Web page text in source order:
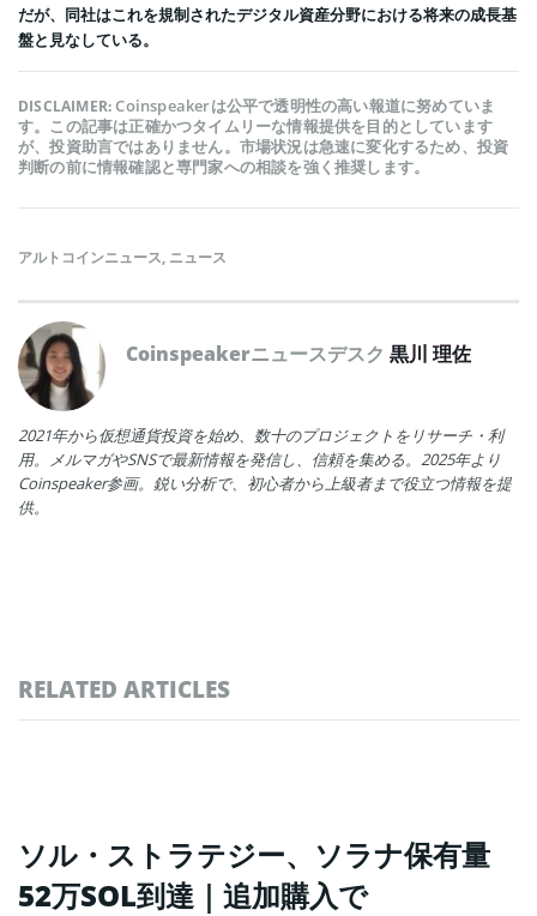
だが、同社はこれを規制されたデジタル資産分野における将来の成長基
盤と見なしている。
DISCLAIMER:Coinspeakerは公平で透明性の高い報道に努めていま
す。この記事は正確かつタイムリーな情報提供を目的としています
が、投資助言ではありません。市場状況は急速に変化するため、投資
判断の前に情報確認と専門家への相談を強く推奨します。
アルトコインニュース, ニュース
Coinspeakerニュースデスク 黒川 理佐
2021年から仮想通貨投資を始め、数十のプロジェクトをリサーチ・利
用。メルマガやSNSで最新情報を発信し、信頼を集める。2025年より
Coinspeaker参画。鋭い分析で、初心者から上級者まで役立つ情報を提
供。
RELATED ARTICLES
ソル・ストラテジー、ソラナ保有量
52万SOL到達｜追加購入で